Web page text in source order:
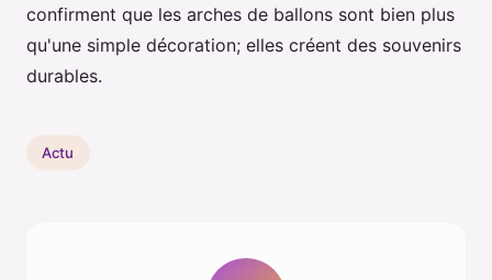
confirment que les arches de ballons sont bien plus
qu'une simple décoration; elles créent des souvenirs
durables.
Actu